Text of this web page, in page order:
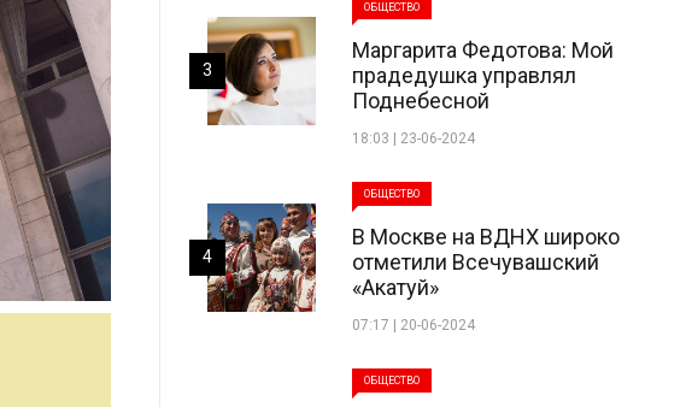
ОБЩЕСТВО
Маргарита Федотова: Мой
прадедушка управлял
Поднебесной
18:03 | 23-06-2024
3
ОБЩЕСТВО
В Москве на ВДНХ широко
отметили Всечувашский
«Акатуй»
07:17 | 20-06-2024
4
ОБЩЕСТВО